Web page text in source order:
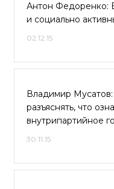
Антон Федоренко:
и социально
02.12.15
Владимир
разъяснять, что
внутрипартийное
30.11.15